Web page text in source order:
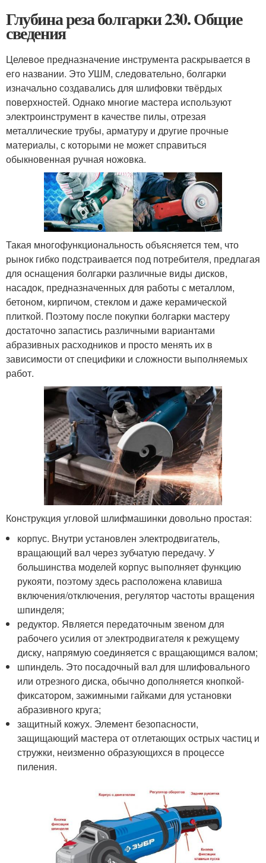
Глубина реза болгарки 230. Общие
сведения
Целевое предназначение инструмента раскрывается в
его названии. Это УШМ, следовательно, болгарки
изначально создавались для шлифовки твёрдых
поверхностей. Однако многие мастера используют
электроинструмент в качестве пилы, отрезая
металлические трубы, арматуру и другие прочные
материалы, с которыми не может справиться
обыкновенная ручная ножовка.
Такая многофункциональность объясняется тем, что
рынок гибко подстраивается под потребителя, предлагая
для оснащения болгарки различные виды дисков,
насадок, предназначенных для работы с металлом,
бетоном, кирпичом, стеклом и даже керамической
плиткой. Поэтому после покупки болгарки мастеру
достаточно запастись различными вариантами
абразивных расходников и просто менять их в
зависимости от специфики и сложности выполняемых
работ.
Конструкция угловой шлифмашинки довольно простая:
корпус. Внутри установлен электродвигатель,
вращающий вал через зубчатую передачу. У
большинства моделей корпус выполняет функцию
рукояти, поэтому здесь расположена клавиша
включения/отключения, регулятор частоты вращения
шпинделя;
редуктор. Является передаточным звеном для
рабочего усилия от электродвигателя к режущему
диску, напрямую соединяется с вращающимся валом;
шпиндель. Это посадочный вал для шлифовального
или отрезного диска, обычно дополняется кнопкой-
фиксатором, зажимными гайками для установки
абразивного круга;
защитный кожух. Элемент безопасности,
защищающий мастера от отлетающих острых частиц и
стружки, неизменно образующихся в процессе
пиления.